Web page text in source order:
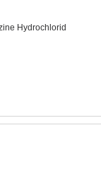
Hydrochlorid